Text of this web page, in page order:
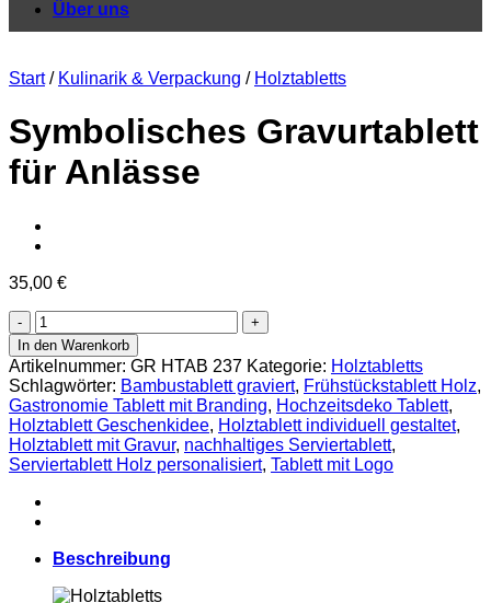
Über uns
Start / Kulinarik & Verpackung / Holztabletts
Symbolisches Gravurtablett
für Anlässe
35,00 €
Symbolisches
Gravurtablett
für
Anlässe
Menge
In den Warenkorb
Artikelnummer: GR HTAB 237 Kategorie: Holztabletts
Schlagwörter: Bambustablett graviert, Frühstückstablett Holz,
Gastronomie Tablett mit Branding, Hochzeitsdeko Tablett,
Holztablett Geschenkidee, Holztablett individuell gestaltet,
Holztablett mit Gravur, nachhaltiges Serviertablett,
Serviertablett Holz personalisiert, Tablett mit Logo
Beschreibung